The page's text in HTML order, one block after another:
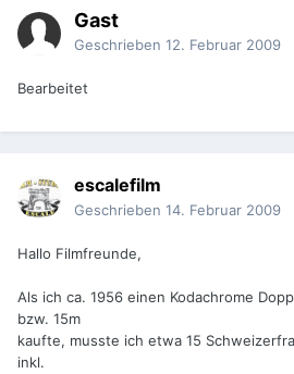
Gast
Geschrieben 12. Februar 2009
Bearbeitet
escalefilm
Geschrieben 14. Februar 2009
Hallo Filmfreunde,
Als ich ca. 1956 einen Kodachrome
bzw. 15m
kaufte, musste ich etwa 15
inkl.